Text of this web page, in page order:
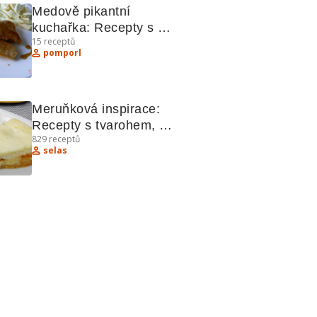
Medově pikantní
kuchařka: Recepty s
krůtím, vepřovým steakem
a pikantním biftekem
15 receptů
pomporl
Meruňková inspirace:
Recepty s tvarohem,
meruňkami a další
lahůdky
829 receptů
selas